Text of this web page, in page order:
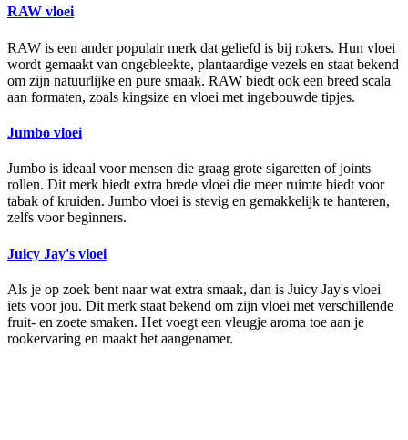
RAW vloei
RAW is een ander populair merk dat geliefd is bij rokers. Hun vloei
wordt gemaakt van ongebleekte, plantaardige vezels en staat bekend
om zijn natuurlijke en pure smaak. RAW biedt ook een breed scala
aan formaten, zoals kingsize en vloei met ingebouwde tipjes.
Jumbo vloei
Jumbo is ideaal voor mensen die graag grote sigaretten of joints
rollen. Dit merk biedt extra brede vloei die meer ruimte biedt voor
tabak of kruiden. Jumbo vloei is stevig en gemakkelijk te hanteren,
zelfs voor beginners.
Juicy Jay's vloei
Als je op zoek bent naar wat extra smaak, dan is Juicy Jay's vloei
iets voor jou. Dit merk staat bekend om zijn vloei met verschillende
fruit- en zoete smaken. Het voegt een vleugje aroma toe aan je
rookervaring en maakt het aangenamer.